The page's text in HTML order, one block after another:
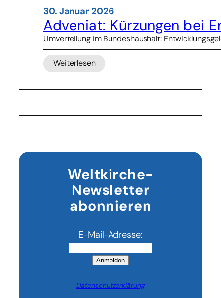
30. Januar 2026
Adveniat: Kürzungen bei
Umverteilung im Bundeshaushalt:
Weiterlesen
:
Kürzungen
Weltkirche-
Newsletter
abonnieren
E-Mail-Adresse:
Anmelden
Datenschutzerklärung